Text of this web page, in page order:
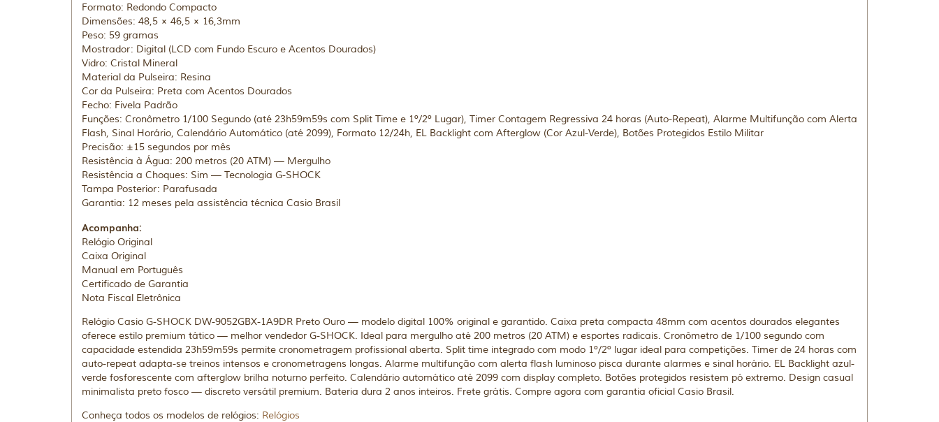
Formato: Redondo Compacto
Dimensões: 48,5 × 46,5 × 16,3mm
Peso: 59 gramas
Mostrador: Digital (LCD com Fundo Escuro e Acentos Dourados)
Vidro: Cristal Mineral
Material da Pulseira: Resina
Cor da Pulseira: Preta com Acentos Dourados
Fecho: Fivela Padrão
Funções: Cronômetro 1/100 Segundo (até 23h59m59s com Split Time e 1º/2º Lugar), Timer Contagem Regressiva 24 horas (Auto-Repeat), Alarme Multifunção com Alerta
Flash, Sinal Horário, Calendário Automático (até 2099), Formato 12/24h, EL Backlight com Afterglow (Cor Azul-Verde), Botões Protegidos Estilo Militar
Precisão: ±15 segundos por mês
Resistência à Água: 200 metros (20 ATM) — Mergulho
Resistência a Choques: Sim — Tecnologia G-SHOCK
Tampa Posterior: Parafusada
Garantia: 12 meses pela assistência técnica Casio Brasil
Acompanha:
Relógio Original
Caixa Original
Manual em Português
Certificado de Garantia
Nota Fiscal Eletrônica
Relógio Casio G-SHOCK DW-9052GBX-1A9DR Preto Ouro — modelo digital 100% original e garantido. Caixa preta compacta 48mm com acentos dourados elegantes
oferece estilo premium tático — melhor vendedor G-SHOCK. Ideal para mergulho até 200 metros (20 ATM) e esportes radicais. Cronômetro de 1/100 segundo com
capacidade estendida 23h59m59s permite cronometragem profissional aberta. Split time integrado com modo 1º/2º lugar ideal para competições. Timer de 24 horas com
auto-repeat adapta-se treinos intensos e cronometragens longas. Alarme multifunção com alerta flash luminoso pisca durante alarmes e sinal horário. EL Backlight azul-
verde fosforescente com afterglow brilha noturno perfeito. Calendário automático até 2099 com display completo. Botões protegidos resistem pó extremo. Design casual
minimalista preto fosco — discreto versátil premium. Bateria dura 2 anos inteiros. Frete grátis. Compre agora com garantia oficial Casio Brasil.
Conheça todos os modelos de relógios: Relógios